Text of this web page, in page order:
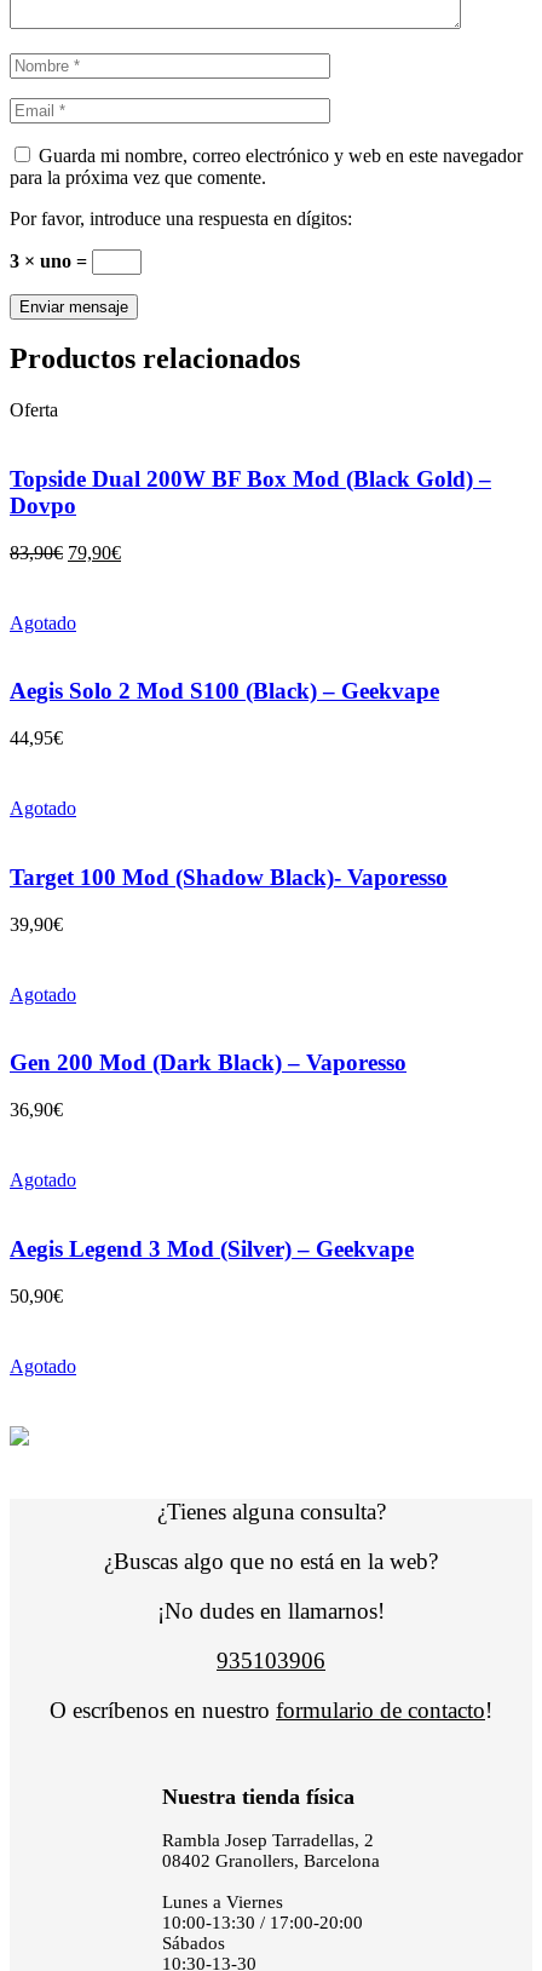
Guarda mi nombre, correo electrónico y web en este navegador
para la próxima vez que comente.
Por favor, introduce una respuesta en dígitos:
3 × uno =
Productos relacionados
Oferta
Topside Dual 200W BF Box Mod (Black Gold) –
Dovpo
83,90€ 79,90€
Agotado
Aegis Solo 2 Mod S100 (Black) – Geekvape
44,95€
Agotado
Target 100 Mod (Shadow Black)- Vaporesso
39,90€
Agotado
Gen 200 Mod (Dark Black) – Vaporesso
36,90€
Agotado
Aegis Legend 3 Mod (Silver) – Geekvape
50,90€
Agotado
¿Tienes alguna consulta?
¿Buscas algo que no está en la web?
¡No dudes en llamarnos!
935103906
O escríbenos en nuestro formulario de contacto!
Nuestra tienda física
Rambla Josep Tarradellas, 2
08402 Granollers, Barcelona
Lunes a Viernes
10:00-13:30 / 17:00-20:00
Sábados
10:30-13-30